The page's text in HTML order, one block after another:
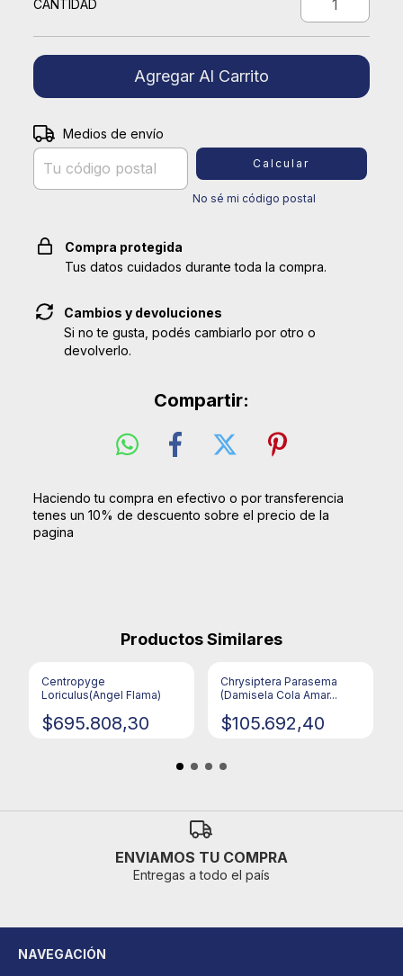
CANTIDAD
Entregas para el CP:
Medios de envío
Calcular
No sé mi código postal
Compra protegida
Tus datos cuidados durante toda la compra.
Cambios y devoluciones
Si no te gusta, podés cambiarlo por otro o
devolverlo.
Compartir:
Haciendo tu compra en efectivo o por transferencia
tenes un 10% de descuento sobre el precio de la
pagina
Productos Similares
Centropyge
Loriculus(Angel Flama)
$695.808,30
Chrysiptera Parasema
(Damisela Cola Amar...
$105.692,40
ENVIAMOS TU COMPRA
Entregas a todo el país
NAVEGACIÓN